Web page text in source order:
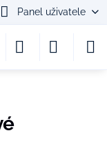
Panel uživatele